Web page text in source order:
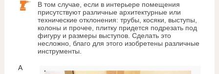
В том случае, если в интерьере помещения
присутствуют различные архитектурные или
технические отклонения: трубы, косяки, выступы,
колоны и прочее, плитку придется подрезать под
фигуру и размеры выступов. Сделать это
несложно, благо для этого изобретены различные
инструменты.
А